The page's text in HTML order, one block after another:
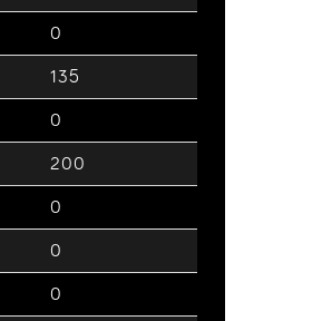
0
135
0
200
0
0
0